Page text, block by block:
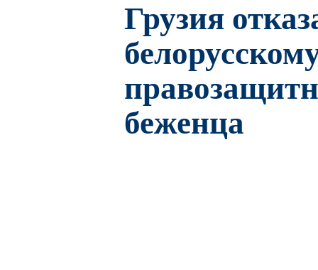
Грузия
беженца